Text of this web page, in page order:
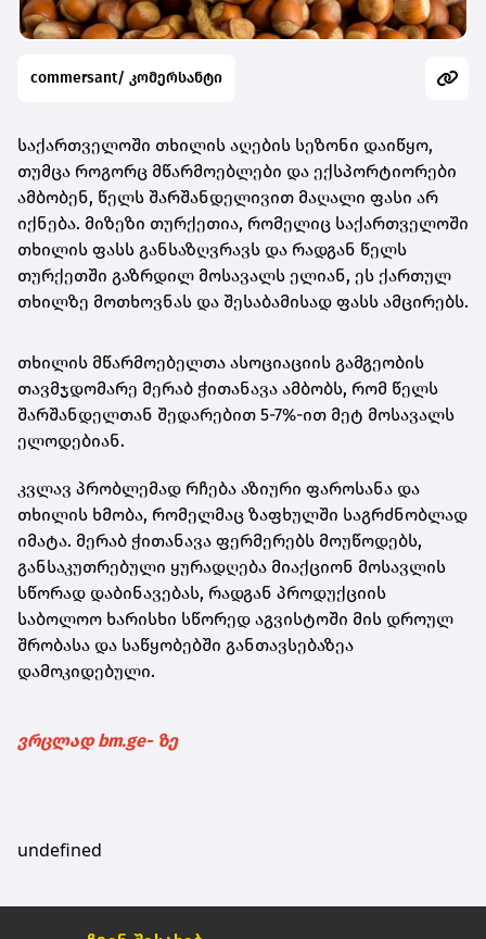
commersant/ კომერსანტი
საქართველოში თხილის აღების სეზონი დაიწყო,
თუმცა როგორც მწარმოებლები და ექსპორტიორები
ამბობენ, წელს შარშანდელივით მაღალი ფასი არ
იქნება. მიზეზი თურქეთია, რომელიც საქართველოში
თხილის ფასს განსაზღვრავს და რადგან წელს
თურქეთში გაზრდილ მოსავალს ელიან, ეს ქართულ
თხილზე მოთხოვნას და შესაბამისად ფასს ამცირებს.
თხილის მწარმოებელთა ასოციაციის გამგეობის
თავმჯდომარე მერაბ ჭითანავა ამბობს, რომ წელს
შარშანდელთან შედარებით 5-7%-ით მეტ მოსავალს
ელოდებიან.
კვლავ პრობლემად რჩება აზიური ფაროსანა და
თხილის ხმობა, რომელმაც ზაფხულში საგრძნობლად
იმატა. მერაბ ჭითანავა ფერმერებს მოუწოდებს,
განსაკუთრებული ყურადღება მიაქციონ მოსავლის
სწორად დაბინავებას, რადგან პროდუქციის
საბოლოო ხარისხი სწორედ აგვისტოში მის დროულ
შრობასა და საწყობებში განთავსებაზეა
დამოკიდებული.
ვრცლად bm.ge- ზე
undefined